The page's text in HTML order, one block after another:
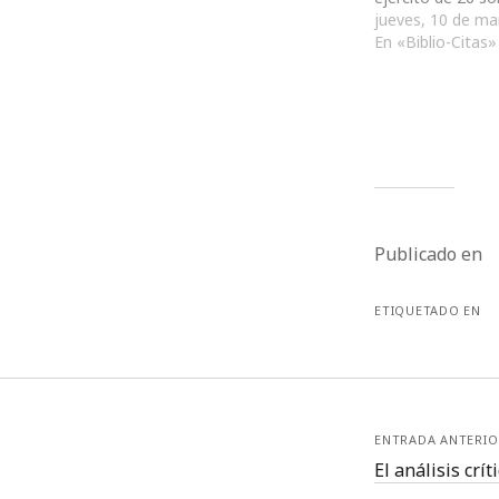
plomo con el
conquistar el
jueves, 10 de
En «Biblio-Citas»
Publicado en
ETIQUETADO EN
ENTRADA
El análisis